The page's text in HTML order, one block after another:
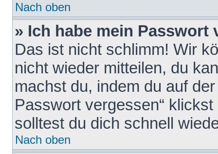
Nach oben
» Ich habe mein Passwort
Das ist nicht schlimm! Wir
nicht wieder mitteilen, du
machst du, indem du auf
Passwort vergessen“
solltest du dich schnell
Nach oben